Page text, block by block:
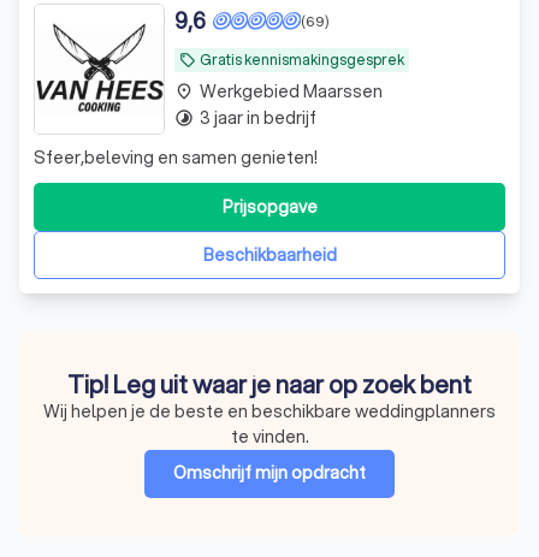
local_offer Gratis kennismakingsgesprek
(69)
9,6
Sfeer,beleving en samen genieten!
Beschikbaarheid
Prijsopgave
place Werkgebied Maarssen
timelapse 3 jaar in bedrijf
Tip! Leg uit waar je naar op zoek bent
Wij helpen je de beste en beschikbare weddingplanners
te vinden.
Omschrijf mijn opdracht